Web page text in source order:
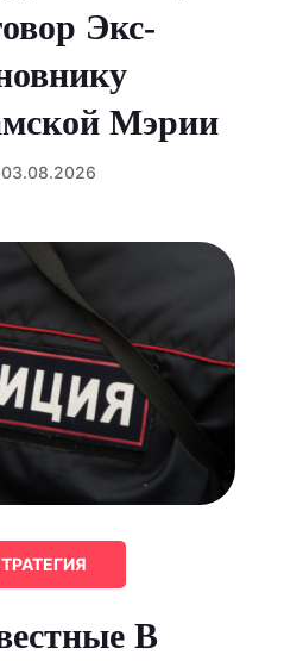
Экс-
Мэрии
03.08.2026
В